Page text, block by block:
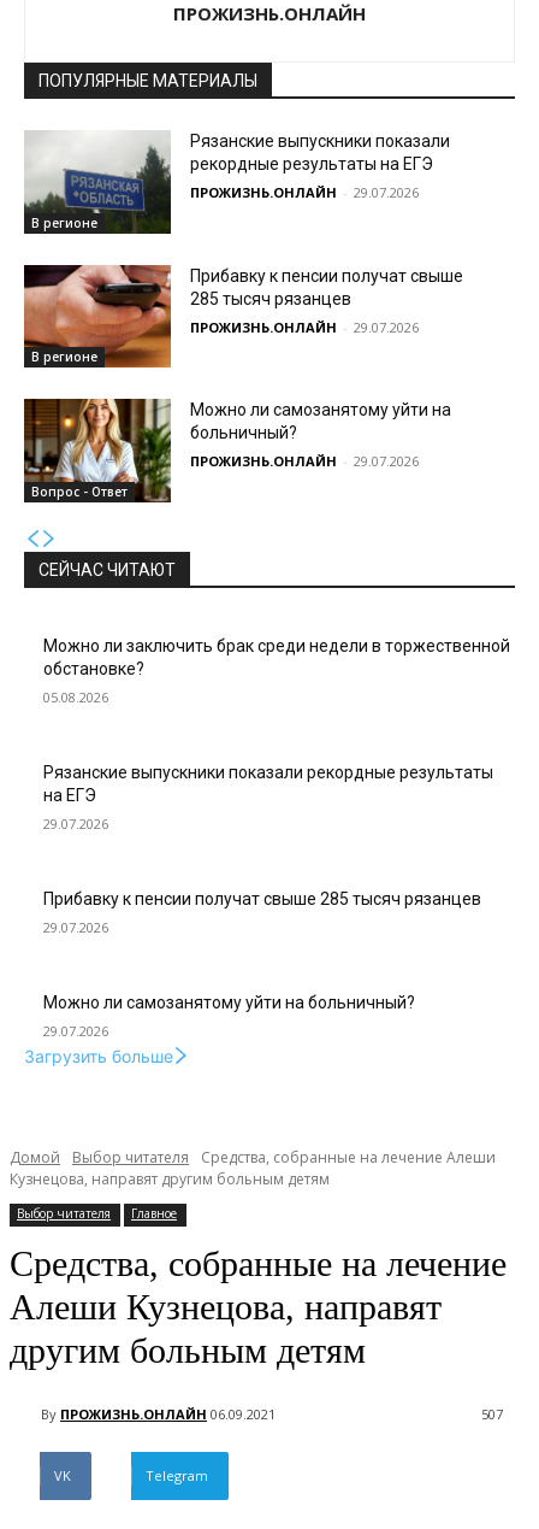
ПРОЖИЗНЬ.ОНЛАЙН
ПОПУЛЯРНЫЕ МАТЕРИАЛЫ
В регионе
Рязанские выпускники показали
рекордные результаты на ЕГЭ
ПРОЖИЗНЬ.ОНЛАЙН - 29.07.2026
В регионе
Прибавку к пенсии получат свыше
285 тысяч рязанцев
ПРОЖИЗНЬ.ОНЛАЙН - 29.07.2026
Вопрос - Ответ
Можно ли самозанятому уйти на
больничный?
ПРОЖИЗНЬ.ОНЛАЙН - 29.07.2026
СЕЙЧАС ЧИТАЮТ
Можно ли заключить брак среди недели в торжественной
обстановке?
05.08.2026
Рязанские выпускники показали рекордные результаты
на ЕГЭ
29.07.2026
Прибавку к пенсии получат свыше 285 тысяч рязанцев
29.07.2026
Можно ли самозанятому уйти на больничный?
29.07.2026
Загрузить больше